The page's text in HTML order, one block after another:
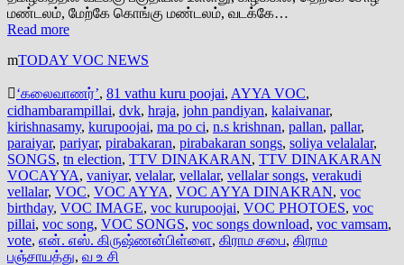
மண்டலம், மேற்கே கொங்கு மண்டலம், வடக்கே…
Read more
TODAY VOC NEWS
‘கலைவாணர்’, 81 vathu kuru poojai, AYYA VOC,
cidhambarampillai, dvk, hraja, john pandiyan, kalaivanar,
kirishnasamy, kurupoojai, ma po ci, n.s krishnan, pallan, pallar,
paraiyar, pariyar, pirabakaran, pirabakaran songs, soliya velalalar,
SONGS, tn election, TTV DINAKARAN, TTV DINAKARAN
VOCAYYA, vaniyar, velalar, vellalar, vellalar songs, verakudi
vellalar, VOC, VOC AYYA, VOC AYYA DINAKRAN, voc
birthday, VOC IMAGE, voc kurupoojai, VOC PHOTOES, voc
pillai, voc song, VOC SONGS, voc songs download, voc vamsam,
vote, என். எஸ். கிருஷ்ணன்பிள்ளை, கிராம சபை, கிராம
பஞ்சாயத்து, வ உ சி